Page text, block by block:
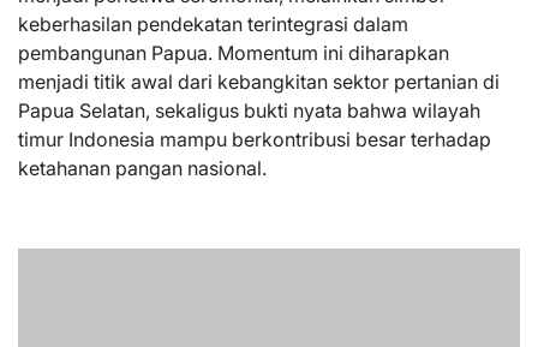
keberhasilan pendekatan terintegrasi dalam
pembangunan Papua. Momentum ini diharapkan
menjadi titik awal dari kebangkitan sektor pertanian di
Papua Selatan, sekaligus bukti nyata bahwa wilayah
timur Indonesia mampu berkontribusi besar terhadap
ketahanan pangan nasional.